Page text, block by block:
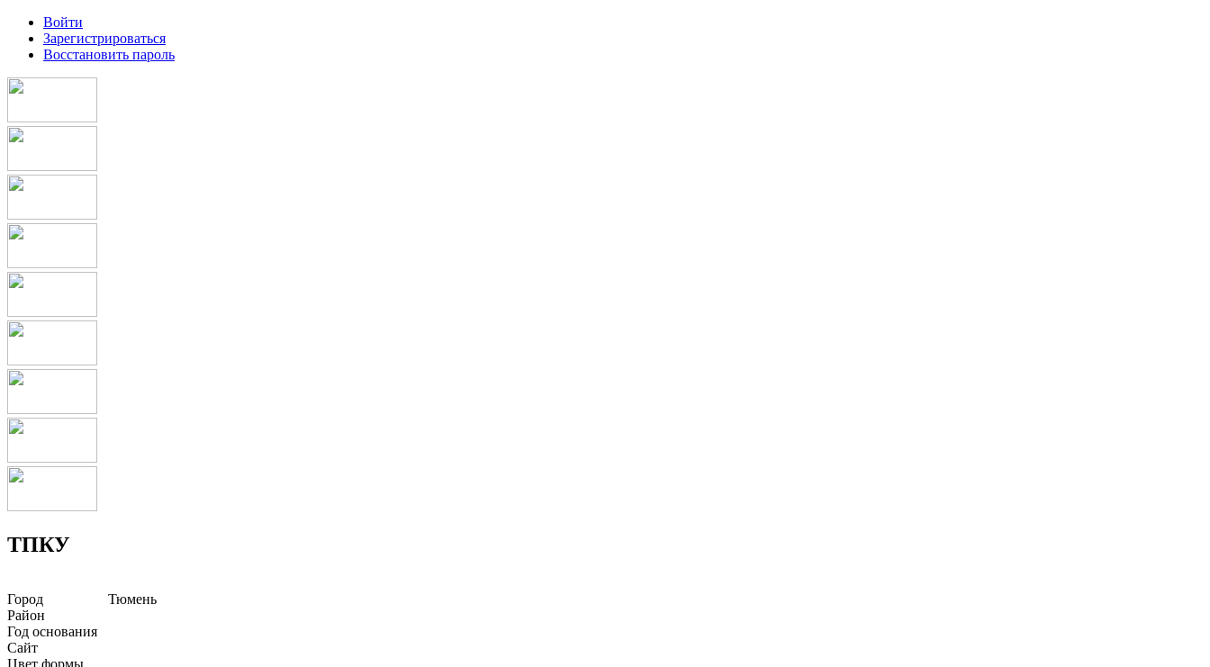
Войти
Зарегистрироваться
Восстановить пароль
ТПКУ
Город
Тюмень
Район
Год основания
Сайт
Цвет формы